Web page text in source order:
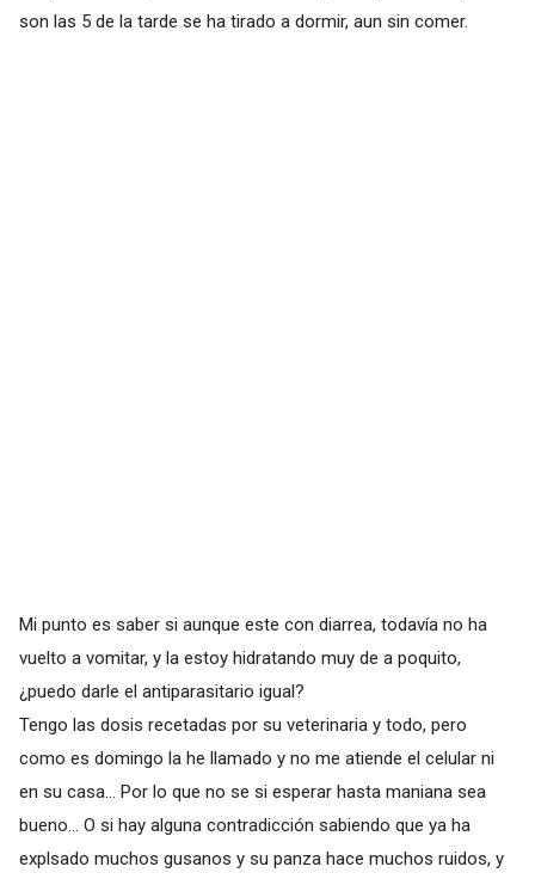
son las 5 de la tarde se ha tirado a dormir, aun sin comer.
Mi punto es saber si aunque este con diarrea, todavía no ha
vuelto a vomitar, y la estoy hidratando muy de a poquito,
¿puedo darle el antiparasitario igual?
Tengo las dosis recetadas por su veterinaria y todo, pero
como es domingo la he llamado y no me atiende el celular ni
en su casa... Por lo que no se si esperar hasta maniana sea
bueno... O si hay alguna contradicción sabiendo que ya ha
explsado muchos gusanos y su panza hace muchos ruidos, y